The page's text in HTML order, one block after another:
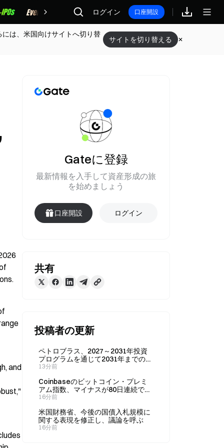
報酬 ログイン 口座開設
は、米国向けサイトへ切り替
サイトを切り替える
and
Gateに登録
最新情報を入手して資産形成の旅
を始めましょう
口座開設 ログイン
共有
投稿者の更新
ペトロブラス、2027～2031年投資
プログラムを通じて2031年までのデ
ィーゼル自給を目指す
13分前
Coinbaseのビットコイン・プレミ
アム指数、マイナスが80日連続で過
去最長を更新
16分前
米国財務省、今後の国債入札規模に
関する表現を修正し、議論を呼ぶ
16分前